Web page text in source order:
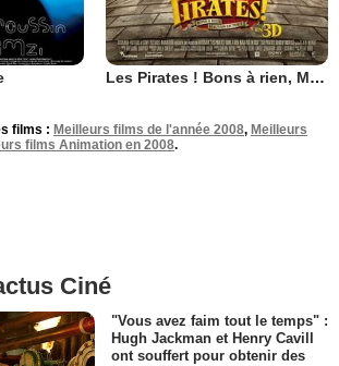
Les Pirates ! Bons à rien, Mauvais en tout
films : Meilleurs films de l'année 2008, Meilleurs
films Animation en 2008.
Ciné
"Vous avez faim tout le temps" :
Hugh Jackman et Henry Cavill
ont souffert pour obtenir des